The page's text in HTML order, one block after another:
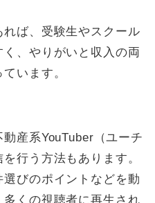
ば、受験生やスクール
、やりがいと収入の両
います。
産系YouTuber（ユーチ
行う方法もあります。
びのポイントなどを動
くの視聴者に再生され